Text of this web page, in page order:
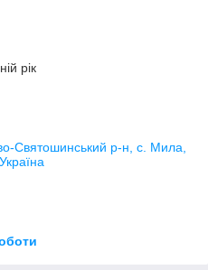
рік
Святошинський р-н, с. Мила,